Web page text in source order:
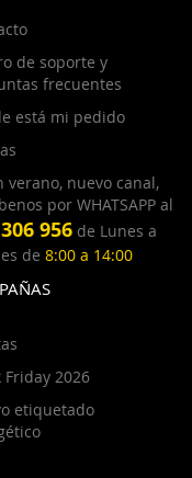
de soporte y
frecuentes
está mi pedido
nuevo canal,
por WHATSAPP al
956 de Lunes a
de 8:00 a 14:00
Friday 2026
etiquetado